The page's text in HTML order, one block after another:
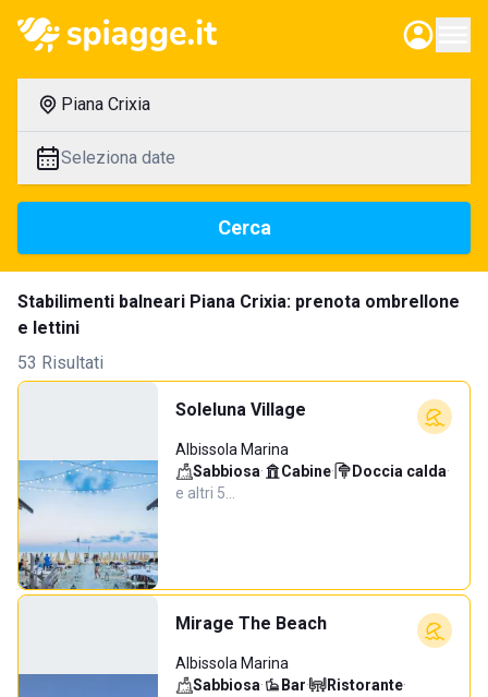
Piana Crixia
Seleziona date
Cerca
Stabilimenti balneari Piana Crixia: prenota ombrellone
e lettini
53 Risultati
Soleluna Village
Albissola Marina
Sabbiosa· Cabine· Doccia calda·
e altri 5…
Mirage The Beach
Albissola Marina
Sabbiosa· Bar· Ristorante·